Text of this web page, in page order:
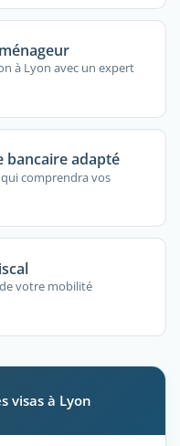
à Lyon avec un expert
bancaire adapté
comprendra vos
votre mobilité
visas à Lyon